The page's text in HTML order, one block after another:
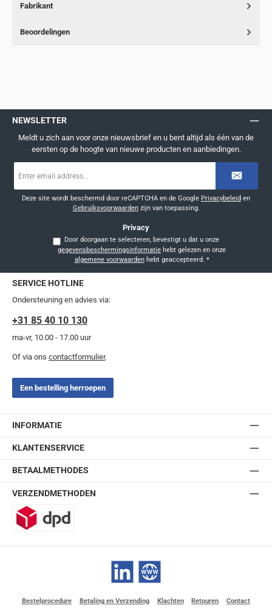
Fabrikant
Beoordelingen
NEWSLETTER
Meldt u zich aan voor onze nieuwsbrief en u bent altijd als één van de
eersten op de hoogte van nieuwe producten en aanbiedingen.
mailadres
Deze site wordt beschermd door reCAPTCHA en de Google Privacybeleid en
Gebruiksvoorwaardenzijn van toepassing.
Privacy
Door doorgaan te selecteren, bevestigt u dat u onze
gegevensbeschermingsinformatie
algemene voorwaardenhebt geaccepteerd. *
SERVICE HOTLINE
Ondersteuning en advies via:
+31 85 40 10 130
ma-vr, 10.00 - 17.00 uur
Of via ons contactformulier.
Een bestelling herroepen
INFORMATIE
KLANTENSERVICE
BETAALMETHODES
VERZENDMETHODEN
LinkedIn Website
Bestelprocedure Betaling en Verzending Klachten Retouren Contact